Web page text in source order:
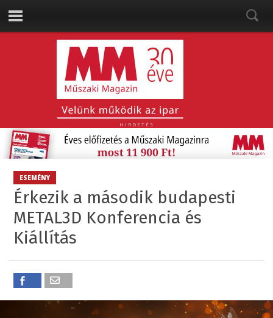
HIRDETÉS
ESEMÉNY
Érkezik a második budapesti
METAL3D Konferencia és
Kiállítás